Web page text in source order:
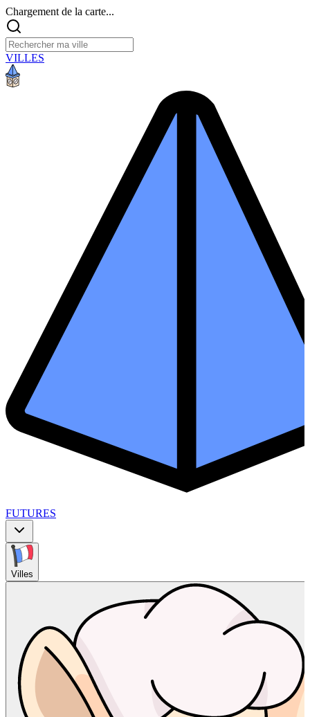
Chargement de la carte...
VILLES
FUTURES
Villes